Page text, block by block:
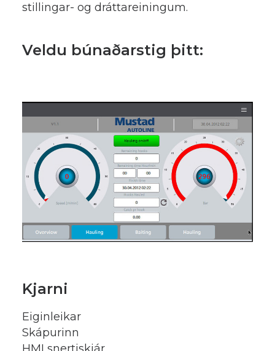
stillingar- og dráttareiningum.
Veldu búnaðarstig þitt:
Kjarni
Eiginleikar
Skápurinn